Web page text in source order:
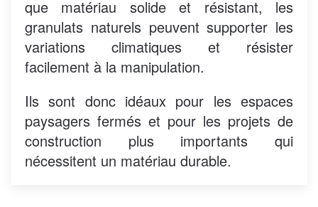
que matériau solide et résistant, les
granulats naturels peuvent supporter les
variations climatiques et résister
facilement à la manipulation.
Ils sont donc idéaux pour les espaces
paysagers fermés et pour les projets de
construction plus importants qui
nécessitent un matériau durable.